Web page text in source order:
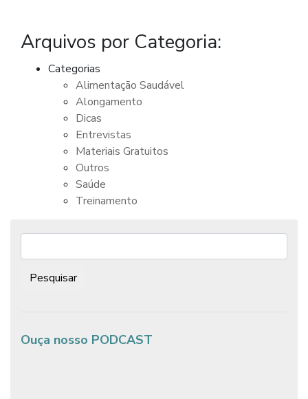
Arquivos por Categoria:
Categorias
Alimentação Saudável
Alongamento
Dicas
Entrevistas
Materiais Gratuitos
Outros
Saúde
Treinamento
Ouça nosso PODCAST